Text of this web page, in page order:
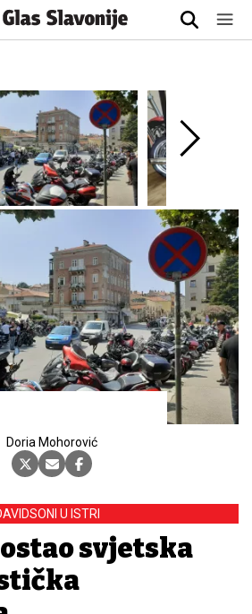
Doria Mohorović
U ISTRI
svjetska